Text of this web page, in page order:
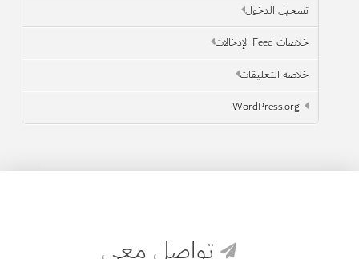
تسجيل الدخول
خلاصات Feed الإدخالات
خلاصة التعليقات
WordPress.org
تواصل معي